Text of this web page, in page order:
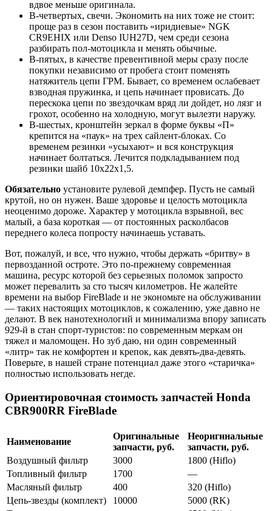
вдвое меньше оригинала.
В‑четвертых, свечи. Экономить на них тоже не стоит:
проще раз в сезон поставить «иридиевые» NGK
CR9EHIX или Denso IUH27D, чем среди сезона
разбирать пол-мотоцикла и менять обычные.
В‑пятых, в качестве превентивной меры сразу после
покупки независимо от пробега стоит поменять
натяжитель цепи ГРМ. Бывает, со временем ослабевает
взводная пружинка, и цепь начинает провисать. До
перескока цепи по звездочкам вряд ли дойдет, но лязг и
грохот, особенно на холодную, могут вылезти наружу.
В‑шестых, кронштейн зеркал в форме буквы «П»
крепится на «паук» на трех сайлент‑блоках. Со
временем резинки «усыхают» и вся конструкция
начинает болтаться. Лечится подкладыванием под
резинки шайб 10х22х1,5.
Обязательно установите рулевой демпфер. Пусть не самый
крутой, но он нужен. Ваше здоровье и целость мотоцикла
неоценимо дороже. Характер у мотоцикла взрывной, вес
малый, а база короткая — от постоянных расколбасов
переднего колеса попросту начинаешь уставать.
Вот, пожалуй, и все, что нужно, чтобы держать «бритву» в
первозданной остроте. Это по‑прежнему современная
машина, ресурс которой без серьезных поломок запросто
может перевалить за сто тысяч километров. Не жалейте
времени на выбор FireBlade и не экономьте на обслуживании
— таких настоящих мотоциклов, к сожалению, уже давно не
делают. В век нанотехнологий и минимализма впору записать
929‑й в стан спорт‑туристов: по современным меркам он
тяжел и маломощен. Но зуб даю, ни один современный
«литр» так не комфортен и крепок, как девять‑два‑девять.
Поверьте, в нашей стране потенциал даже этого «старичка»
полностью использовать негде.
Ориентировочная стоимость запчастей Honda
CBR900RR FireBlade
Наименование
Оригинальные
запчасти, руб.
Неоригинальные
запчасти, руб.
Воздушный фильтр
3000
1800 (Hiflo)
Топливный фильтр
1700
—
Масляный фильтр
400
320 (Hiflo)
Цепь-звезды (комплект)
10000
5000 (RK)